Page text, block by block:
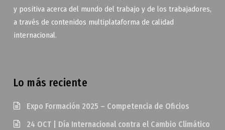
y positiva acerca del mundo del trabajo y de los trabajadores,
a través de contenidos multiplataforma de calidad
internacional.
Lo más reciente
Expo Formación 2025 – Competencia de Oficios
24 OCT | Día Internacional contra el Cambio Climático